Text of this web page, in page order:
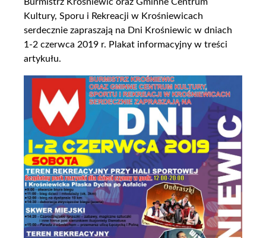
Kultury, Sporu i Rekreacji w Krośniewicach
serdecznie zapraszają na Dni Krośniewic w dniach
1-2 czerwca 2019 r. Plakat informacyjny w treści
artykułu.